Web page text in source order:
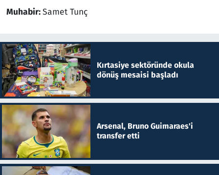
Muhabir:Samet Tunç
Kırtasiye sektöründe okula
dönüş mesaisi başladı
Arsenal, Bruno Guimaraes'i
transfer etti